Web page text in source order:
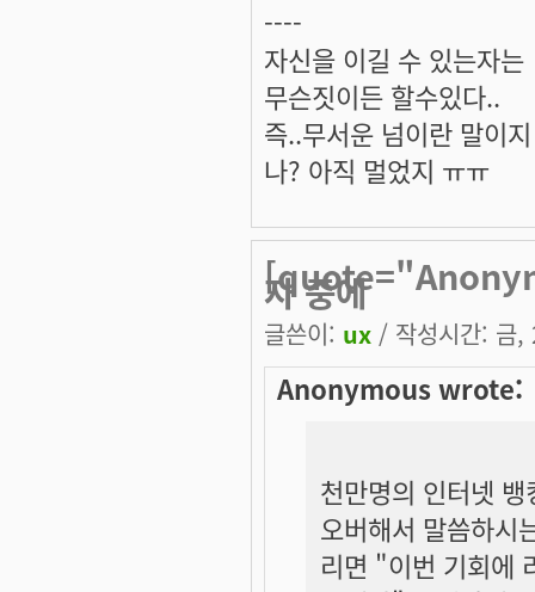
----
자신을 이길 수 있는자는
무슨짓이든 할수있다..
즉..무서운 넘이란 말이
나? 아직 멀었지 ㅠㅠ
자 중에
글쓴이: ux / 작성시간: 금
Anonymous wrote:
천만명의 인터넷
오버해서 말씀하시
리면 "이번 기회에